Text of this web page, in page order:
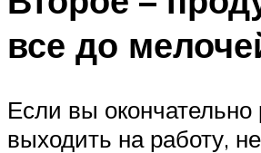
все до
Если вы
выходить на работу,